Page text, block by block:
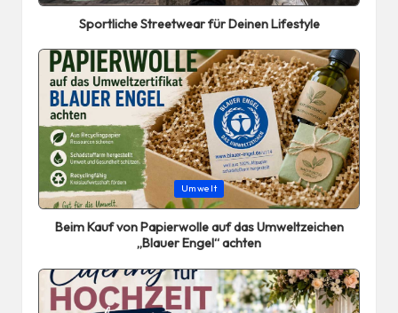
in
Sportliche Streetwear für Deinen Lifestyle
Posted
in
Umwelt
Beim Kauf von Papierwolle auf das Umweltzeichen
„Blauer Engel“ achten